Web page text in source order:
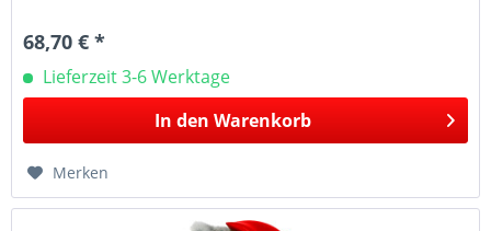
68,70 € *
Lieferzeit 3-6 Werktage
In den Warenkorb
Merken